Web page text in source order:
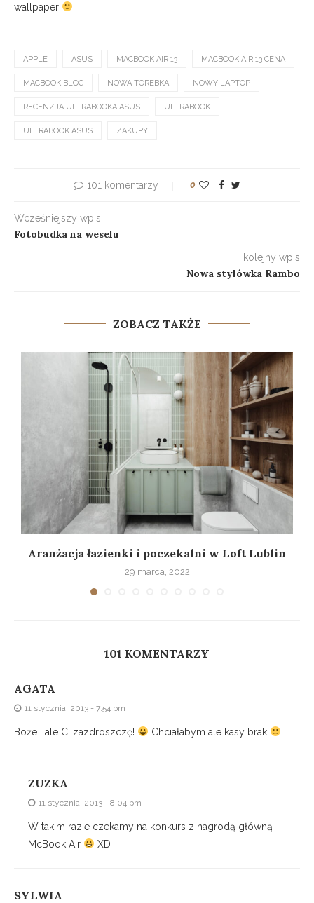
wallpaper
APPLE ASUS MACBOOK AIR 13 MACBOOK AIR 13 CENA
MACBOOK BLOG NOWA TOREBKA NOWY LAPTOP
RECENZJA ULTRABOOKA ASUS ULTRABOOK
ULTRABOOK ASUS ZAKUPY
101 komentarzy 0
Wcześniejszy wpis
Fotobudka na weselu
kolejny wpis
Nowa stylówka Rambo
ZOBACZ TAKŻE
Aranżacja łazienki i poczekalni w Loft Lublin
29 marca, 2022
101 KOMENTARZY
AGATA
11 stycznia, 2013 - 7:54 pm
Boże… ale Ci zazdroszczę! Chciałabym ale kasy brak
ZUZKA
11 stycznia, 2013 - 8:04 pm
W takim razie czekamy na konkurs z nagrodą główną –
McBook Air
XD
SYLWIA